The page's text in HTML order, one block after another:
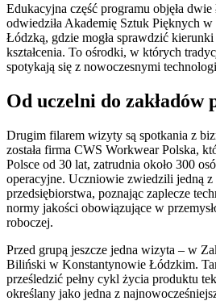
Edukacyjna część programu objęła
odwiedziła Akademię Sztuk Pięknych
Łódzką, gdzie mogła sprawdzić
kształcenia. To ośrodki, w których
spotykają się z nowoczesnymi
Od uczelni do zakładów
Drugim filarem wizyty są spotkania z
została firma CWS Workwear Polska,
Polsce od 30 lat, zatrudnia około 300
operacyjne. Uczniowie zwiedzili jedną z
przedsiębiorstwa, poznając zaplecze
normy jakości obowiązujące w
roboczej.
Przed grupą jeszcze jedna wizyta – w
Biliński w Konstantynowie Łódzkim.
prześledzić pełny cykl życia produktu
określany jako jedna z